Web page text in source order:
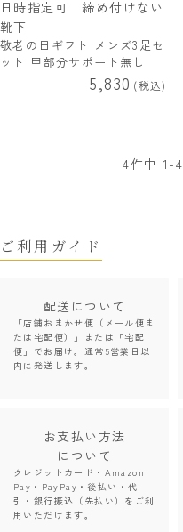
日時指定可 締め付けない
靴下
敬老の日ギフト メンズ3足セ
ット 甲部分サポート無し
5,830 税込
4件中 1 -4
ご利用ガイド
配送について
「店舗おまかせ便（メール便ま
たは宅配便）」または「宅配
便」でお届け。通常5営業日以
内に発送します。
お支払い方法
について
クレジットカード・Amazon
Pay・PayPay・後払い・代
引・銀行振込（先払い）をご利
用いただけます。